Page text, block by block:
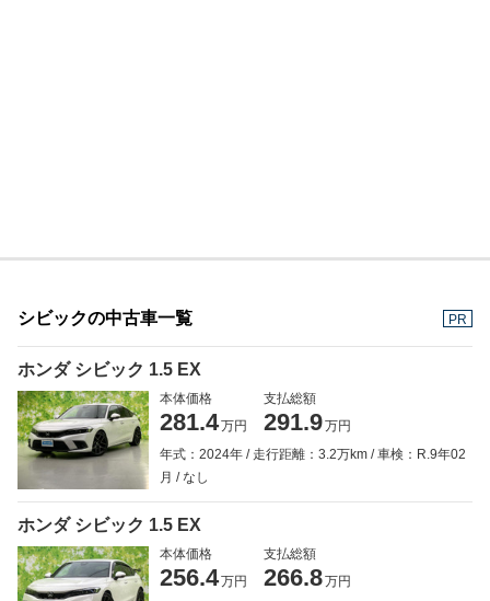
シビックの中古車一覧 PR
ホンダ シビック 1.5 EX
本体価格
281.4万円
支払総額
291.9万円
年式：2024年
走行距離：3.2万km
車検：R.9年02
月
なし
ホンダ シビック 1.5 EX
本体価格
256.4万円
支払総額
266.8万円